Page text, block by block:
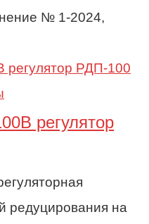
№ 1-2024,
регулятор
редуцирования на